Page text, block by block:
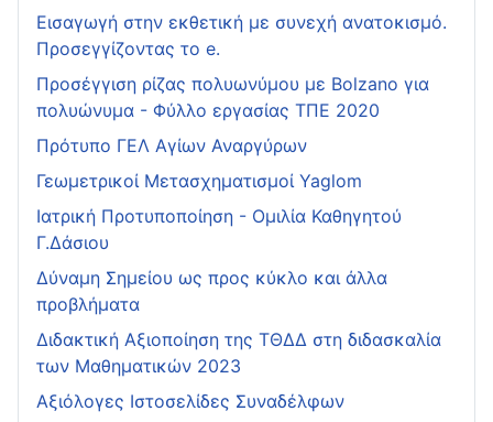
Εισαγωγή στην εκθετική με συνεχή ανατοκισμό.
Προσεγγίζοντας το e.
Προσέγγιση ρίζας πολυωνύμου με Bolzano για
πολυώνυμα - Φύλλο εργασίας ΤΠΕ 2020
Πρότυπο ΓΕΛ Αγίων Αναργύρων
Γεωμετρικοί Μετασχηματισμοί Yaglom
Ιατρική Προτυποποίηση - Ομιλία Καθηγητού
Γ.Δάσιου
Δύναμη Σημείου ως προς κύκλο και άλλα
προβλήματα
Διδακτική Αξιοποίηση της ΤΘΔΔ στη διδασκαλία
των Μαθηματικών 2023
Αξιόλογες Ιστοσελίδες Συναδέλφων